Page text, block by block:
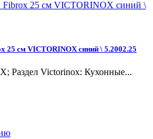
25 см VICTORINOX синий \ 5.2002.25
Раздел Victorinox: Кухонные...